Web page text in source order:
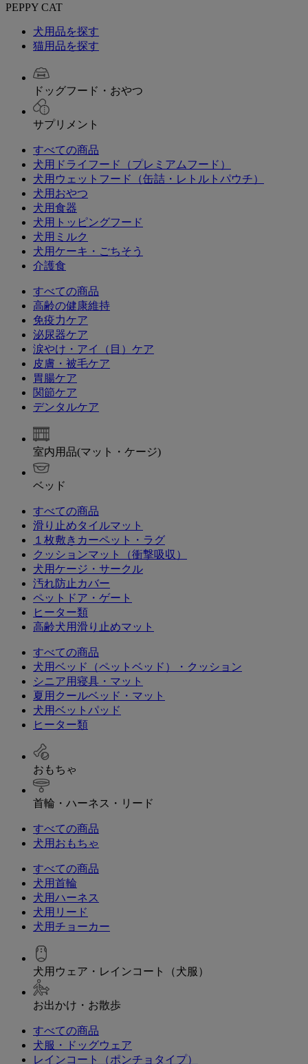
PEPPY CAT
犬用品を探す
猫用品を探す
ドッグフード・おやつ
サプリメント
すべての商品
犬用ドライフード（プレミアムフード）
犬用ウェットフード（缶詰・レトルトパウチ）
犬用おやつ
犬用食器
犬用トッピングフード
犬用ミルク
犬用ケーキ・ごちそう
介護食
すべての商品
高齢の健康維持
免疫力ケア
泌尿器ケア
涙やけ・アイ（目）ケア
皮膚・被毛ケア
胃腸ケア
関節ケア
デンタルケア
室内用品(マット・ケージ)
ベッド
すべての商品
滑り止めタイルマット
１枚敷きカーペット・ラグ
クッションマット（衝撃吸収）
犬用ケージ・サークル
汚れ防止カバー
ペットドア・ゲート
ヒーター類
高齢犬用滑り止めマット
すべての商品
犬用ベッド（ペットベッド）・クッション
シニア用寝具・マット
夏用クールベッド・マット
犬用ベットパッド
ヒーター類
おもちゃ
首輪・ハーネス・リード
すべての商品
犬用おもちゃ
すべての商品
犬用首輪
犬用ハーネス
犬用リード
犬用チョーカー
犬用ウェア・レインコート（犬服）
お出かけ・お散歩
すべての商品
犬服・ドッグウェア
レインコート（ポンチョタイプ）